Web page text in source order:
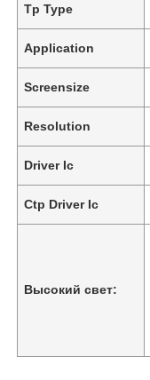
Tp Type
Application
Screensize
Resolution
Driver Ic
Ctp Driver Ic
Высокий свет: